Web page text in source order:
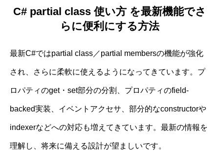
C# partial class 使い方 を最新機能でさ
らに便利にする方法
最新C#ではpartial class／partial membersの機能が強化
され、さらに柔軟に使えるようになってきています。プ
ロパティのget・set部分の分割、プロパティのfield-
backed実装、イベントアクセサ、部分的なconstructorや
indexerなどへの対応も増えてきています。最新の情報を
理解し、将来に備える設計が望ましいです。